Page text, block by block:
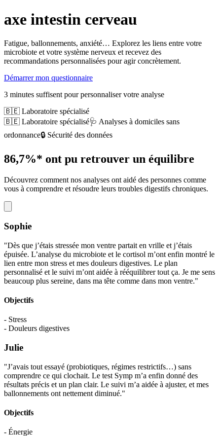
axe intestin cerveau
Fatigue, ballonnements, anxiété… Explorez les liens entre votre
microbiote et votre système nerveux et recevez des
recommandations personnalisées pour agir concrètement.
Démarrer mon questionnaire
3 minutes suffisent pour personnaliser votre analyse
🇧🇪 Laboratoire spécialisé
🇧🇪 Laboratoire spécialisé🩺 Analyses à domiciles sans
ordonnance🔒 Sécurité des données
86,7%* ont pu retrouver un équilibre
Découvrez comment nos analyses ont aidé des personnes comme
vous à comprendre et résoudre leurs troubles digestifs chroniques.
Sophie
"Dès que j’étais stressée mon ventre partait en vrille et j’étais
épuisée. L’analyse du microbiote et le cortisol m’ont enfin montré le
lien entre mon stress et mes douleurs digestives. Le plan
personnalisé et le suivi m’ont aidée à rééquilibrer tout ça. Je me sens
beaucoup plus sereine, dans ma tête comme dans mon ventre."
Objectifs
- Stress
- Douleurs digestives
Julie
"J’avais tout essayé (probiotiques, régimes restrictifs…) sans
comprendre ce qui clochait. Le test Symp m’a enfin donné des
résultats précis et un plan clair. Le suivi m’a aidée à ajuster, et mes
ballonnements ont nettement diminué."
Objectifs
- Énergie